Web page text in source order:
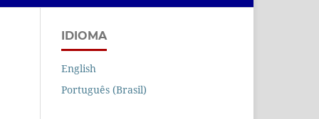
IDIOMA
English
Português (Brasil)